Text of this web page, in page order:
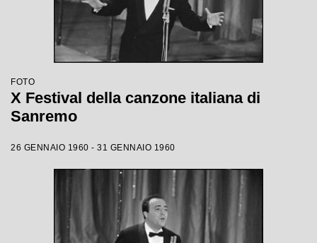
FOTO
X Festival della canzone italiana di
Sanremo
26 GENNAIO 1960 - 31 GENNAIO 1960